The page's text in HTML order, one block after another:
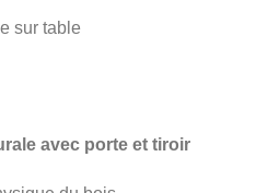
sur table
avec porte et tiroir